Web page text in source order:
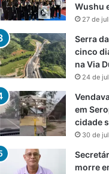
Wushu
27 de
Serra
cinco
na Via
24 de
em
cidade
30 de
morre